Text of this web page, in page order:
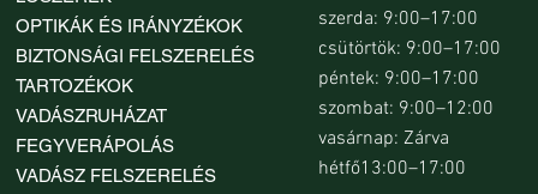
OPTIKÁK ÉS IRÁNYZÉKOK
BIZTONSÁGI FELSZERELÉS
TARTOZÉKOK
VADÁSZRUHÁZAT
FEGYVERÁPOLÁS
VADÁSZ FELSZERELÉS
szerda: 9:00–17:00
csütörtök: 9:00–17:00
péntek: 9:00–17:00
szombat: 9:00–12:00
vasárnap: Zárva
hétfő13:00–17:00